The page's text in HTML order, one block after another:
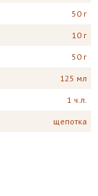
50 г
10 г
50 г
125 мл
1 ч.л.
щепотка